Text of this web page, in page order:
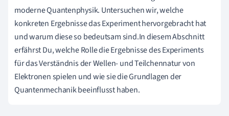
moderne Quantenphysik. Untersuchen wir, welche
konkreten Ergebnisse das Experiment hervorgebracht hat
und warum diese so bedeutsam sind.In diesem Abschnitt
erfährst Du, welche Rolle die Ergebnisse des Experiments
für das Verständnis der Wellen- und Teilchennatur von
Elektronen spielen und wie sie die Grundlagen der
Quantenmechanik beeinflusst haben.